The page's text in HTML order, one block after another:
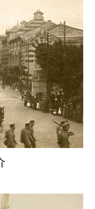
事威脅及武力掃
由國家攝影文化
灣守備隊》與
中，一窺日本統
在軍隊的生活，
事行動的珍貴歷